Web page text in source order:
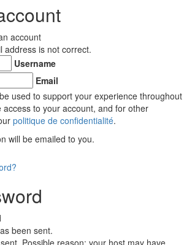
account
address is not correct.
Username
Email
used to support your experience throughout
to your account, and for other
politique de confidentialité.
will be emailed to you.
been sent.
Possible reason: your host may have